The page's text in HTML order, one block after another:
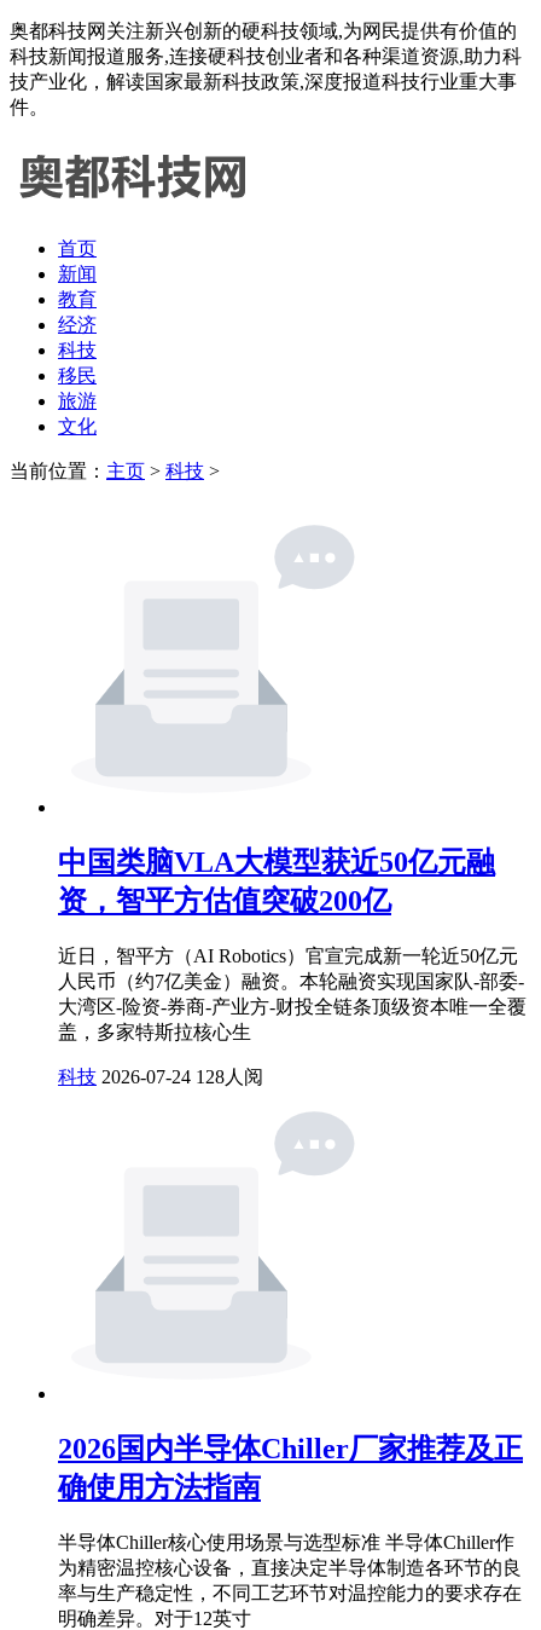
奥都科技网关注新兴创新的硬科技领域,为网民提供有价值的
科技新闻报道服务,连接硬科技创业者和各种渠道资源,助力科
技产业化，解读国家最新科技政策,深度报道科技行业重大事
件。
首页
新闻
教育
经济
科技
移民
旅游
文化
当前位置： 主页 > 科技 >
中国类脑VLA大模型获近50亿元融
资，智平方估值突破200亿
近日，智平方（AI Robotics）官宣完成新一轮近50亿元
人民币（约7亿美金）融资。本轮融资实现国家队-部委-
大湾区-险资-券商-产业方-财投全链条顶级资本唯一全覆
盖，多家特斯拉核心生
科技 2026-07-24 128人阅
2026国内半导体Chiller厂家推荐及正
确使用方法指南
半导体Chiller核心使用场景与选型标准 半导体Chiller作
为精密温控核心设备，直接决定半导体制造各环节的良
率与生产稳定性，不同工艺环节对温控能力的要求存在
明确差异。对于12英寸